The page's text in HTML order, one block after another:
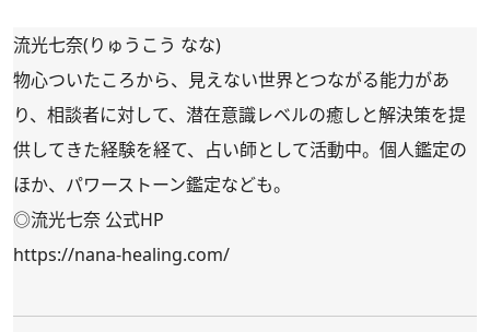
流光七奈(りゅうこう なな)
物心ついたころから、見えない世界とつながる能力があ
り、相談者に対して、潜在意識レベルの癒しと解決策を提
供してきた経験を経て、占い師として活動中。個人鑑定の
ほか、パワーストーン鑑定なども。
◎流光七奈 公式HP
https://nana-healing.com/